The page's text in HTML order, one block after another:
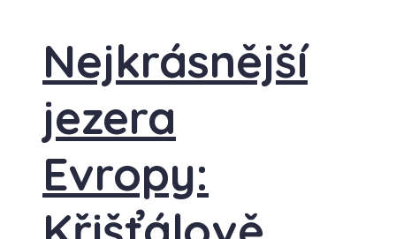
Nejkrásnější
jezera
Evropy: